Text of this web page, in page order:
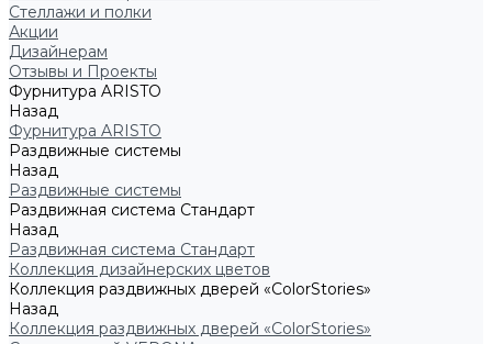
Стеллажи и полки
Акции
Дизайнерам
Отзывы и Проекты
Фурнитура ARISTO
Назад
Фурнитура ARISTO
Раздвижные системы
Назад
Раздвижные системы
Раздвижная система Стандарт
Назад
Раздвижная система Стандарт
Коллекция дизайнерских цветов
Коллекция раздвижных дверей «ColorStories»
Назад
Коллекция раздвижных дверей «ColorStories»